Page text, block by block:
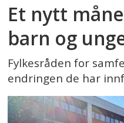
Et nytt
barn og
Fylkesråden for
endringen de har